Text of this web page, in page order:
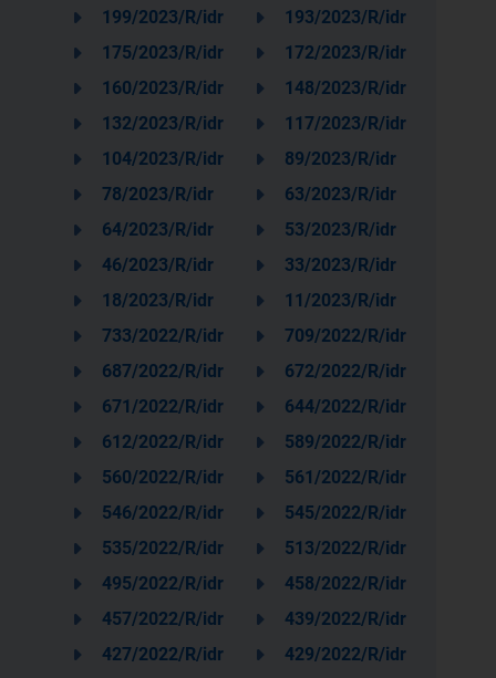
199/2023/R/idr
193/2023/R/idr
175/2023/R/idr
172/2023/R/idr
160/2023/R/idr
148/2023/R/idr
132/2023/R/idr
117/2023/R/idr
104/2023/R/idr
89/2023/R/idr
78/2023/R/idr
63/2023/R/idr
64/2023/R/idr
53/2023/R/idr
46/2023/R/idr
33/2023/R/idr
18/2023/R/idr
11/2023/R/idr
733/2022/R/idr
709/2022/R/idr
687/2022/R/idr
672/2022/R/idr
671/2022/R/idr
644/2022/R/idr
612/2022/R/idr
589/2022/R/idr
560/2022/R/idr
561/2022/R/idr
546/2022/R/idr
545/2022/R/idr
535/2022/R/idr
513/2022/R/idr
495/2022/R/idr
458/2022/R/idr
457/2022/R/idr
439/2022/R/idr
427/2022/R/idr
429/2022/R/idr